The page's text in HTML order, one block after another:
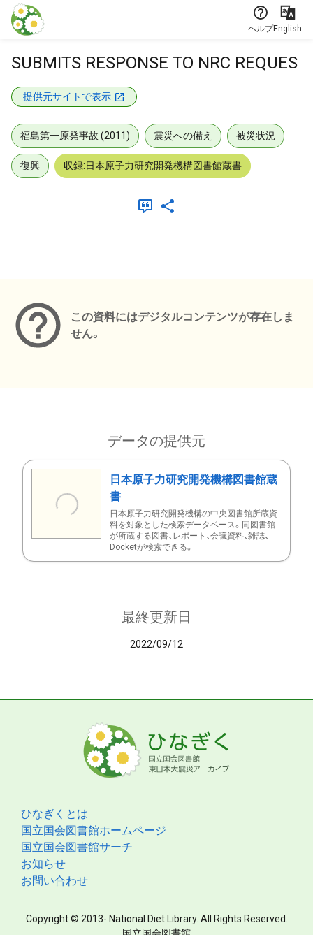
本文に飛ぶ
ヘルプEnglish
SUBMITS RESPONSE TO NRC REQUES
提供元サイトで表示
福島第一原発事故 (2011) 震災への備え 被災状況
復興 収録:日本原子力研究開発機構図書館蔵書
この資料にはデジタルコンテンツが存在しま
せん。
データの提供元
日本原子力研究開発機構図書館蔵
書
日本原子力研究開発機構の中央図書館所蔵資
料を対象とした検索データベース。同図書館
が所蔵する図書、レポート、会議資料、雑誌、
Docketが検索できる。
最終更新日
2022/09/12
ひなぎくとは
国立国会図書館ホームページ
国立国会図書館サーチ
お知らせ
お問い合わせ
Copyright © 2013- National Diet Library. All Rights Reserved.